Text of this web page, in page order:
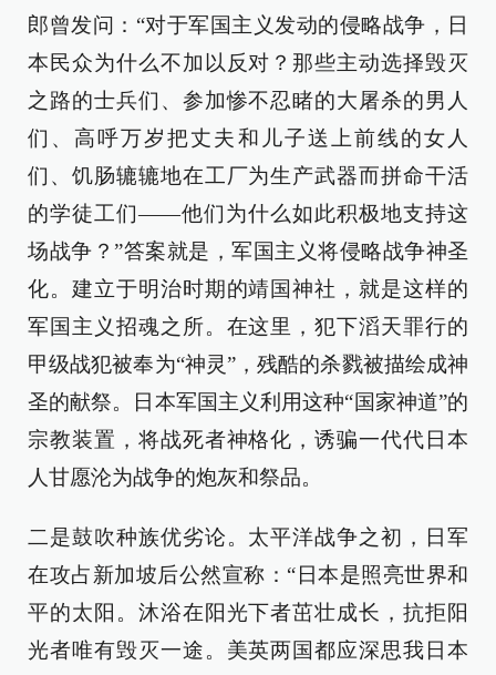
郎曾发问：“对于军国主义发动的侵略战争，日
本民众为什么不加以反对？那些主动选择毁灭
之路的士兵们、参加惨不忍睹的大屠杀的男人
们、高呼万岁把丈夫和儿子送上前线的女人
们、饥肠辘辘地在工厂为生产武器而拼命干活
的学徒工们——他们为什么如此积极地支持这
场战争？”答案就是，军国主义将侵略战争神圣
化。建立于明治时期的靖国神社，就是这样的
军国主义招魂之所。在这里，犯下滔天罪行的
甲级战犯被奉为“神灵”，残酷的杀戮被描绘成神
圣的献祭。日本军国主义利用这种“国家神道”的
宗教装置，将战死者神格化，诱骗一代代日本
人甘愿沦为战争的炮灰和祭品。
二是鼓吹种族优劣论。太平洋战争之初，日军
在攻占新加坡后公然宣称：“日本是照亮世界和
平的太阳。沐浴在阳光下者茁壮成长，抗拒阳
光者唯有毁灭一途。美英两国都应深思我日本